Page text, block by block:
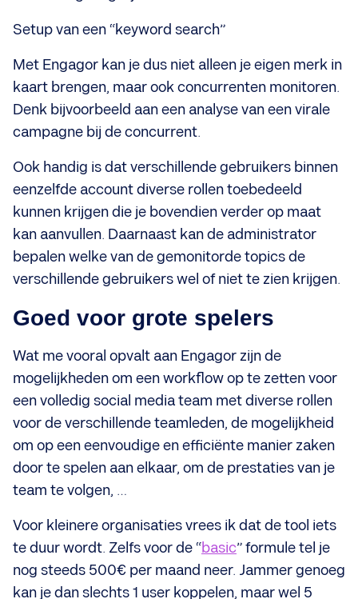
Setup van een “keyword search”
Met Engagor kan je dus niet alleen je eigen merk in
kaart brengen, maar ook concurrenten monitoren.
Denk bijvoorbeeld aan een analyse van een virale
campagne bij de concurrent.
Ook handig is dat verschillende gebruikers binnen
eenzelfde account diverse rollen toebedeeld
kunnen krijgen die je bovendien verder op maat
kan aanvullen. Daarnaast kan de administrator
bepalen welke van de gemonitorde topics de
verschillende gebruikers wel of niet te zien krijgen.
Goed voor grote spelers
Wat me vooral opvalt aan Engagor zijn de
mogelijkheden om een workflow op te zetten voor
een volledig social media team met diverse rollen
voor de verschillende teamleden, de mogelijkheid
om op een eenvoudige en efficiënte manier zaken
door te spelen aan elkaar, om de prestaties van je
team te volgen, …
Voor kleinere organisaties vrees ik dat de tool iets
te duur wordt. Zelfs voor de “basic” formule tel je
nog steeds 500€ per maand neer. Jammer genoeg
kan je dan slechts 1 user koppelen, maar wel 5